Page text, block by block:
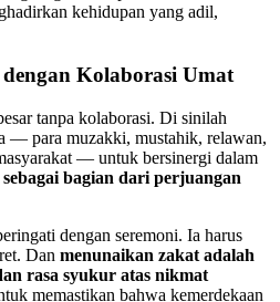
kehidupan yang adil,
Kolaborasi Umat
tanpa kolaborasi. Di sinilah
— para muzakki, mustahik, relawan,
— untuk bersinergi dalam
bagian dari perjuangan
dengan seremoni. Ia harus
Dan menunaikan zakat adalah
rasa syukur atas nikmat
memastikan bahwa kemerdekaan